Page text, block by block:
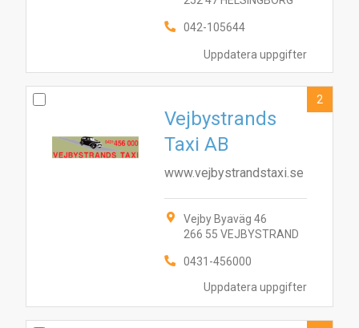
Uppdatera uppgifter
042-105644
Uppdatera uppgifter
Vejbystrands
Taxi AB
www.vejbystrandstaxi.se
Vejby Byaväg 46
266 55 VEJBYSTRAND
0431-456000
2